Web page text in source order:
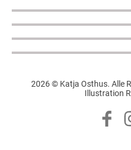
2026 © Katja Osthus. Alle
Illustration